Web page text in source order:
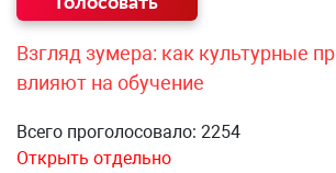
Взгляд зумера: как культурные
влияют на обучение
Всего проголосовало: 2254
Открыть отдельно